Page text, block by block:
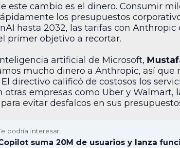
este cambio es el dinero. Consumir
los presupuestos
hasta 2032, las tarifas con Anthropic
primer objetivo a recortar.
artificial de Microsoft,
mucho dinero a Anthropic, así
directivo calificó de costosos los
empresas como Uber y Walmart,
evitar desfalcos en sus
podría interesar:
suma 20M de usuarios y lanza